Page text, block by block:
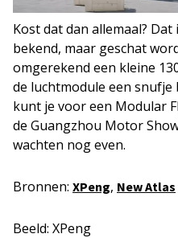
Kost dat dan allemaal?
bekend, maar geschat
omgerekend een kleine
de luchtmodule een snufje
kunt je voor een Modular
de Guangzhou Motor
wachten nog even.
Bronnen: XPeng, New Atlas
Beeld: XPeng